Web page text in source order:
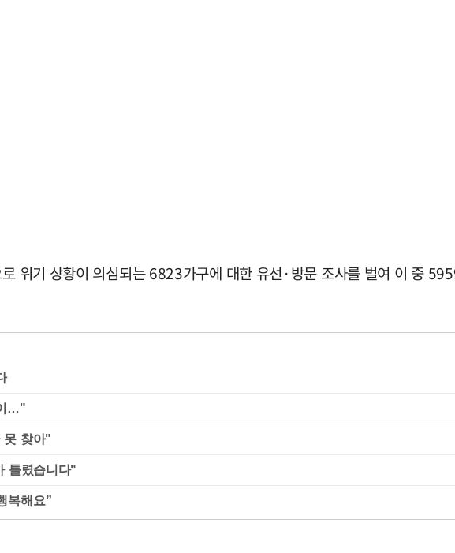
위기 상황이 의심되는 6823가구에 대한 유선·방문 조사를 벌여 이 중
…"
못 찾아"
틀렸습니다"